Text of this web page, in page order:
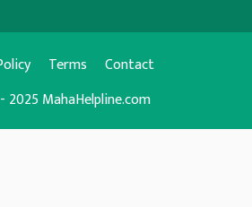
Terms
Contact
MahaHelpline.com